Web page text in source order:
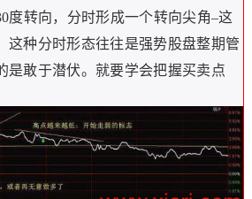
度转向，分时形成一个转向尖角–这
这种分时形态往往是强势股盘整期管
是敢于潜伏。就要学会把握买卖点